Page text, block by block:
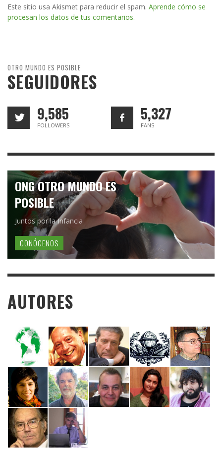
Este sitio usa Akismet para reducir el spam. Aprende cómo se
procesan los datos de tus comentarios.
OTRO MUNDO ES POSIBLE
SEGUIDORES
9,585
FOLLOWERS
5,327
FANS
ONG OTRO MUNDO ES
POSIBLE
Juntos por la Infancia
CONÓCENOS
AUTORES